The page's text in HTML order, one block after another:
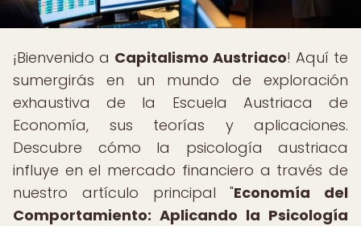
¡Bienvenido a Capitalismo Austriaco! Aquí te
sumergirás en un mundo de exploración
exhaustiva de la Escuela Austriaca de
Economía, sus teorías y aplicaciones.
Descubre cómo la psicología austriaca
influye en el mercado financiero a través de
nuestro artículo principal "Economía del
Comportamiento: Aplicando la Psicología